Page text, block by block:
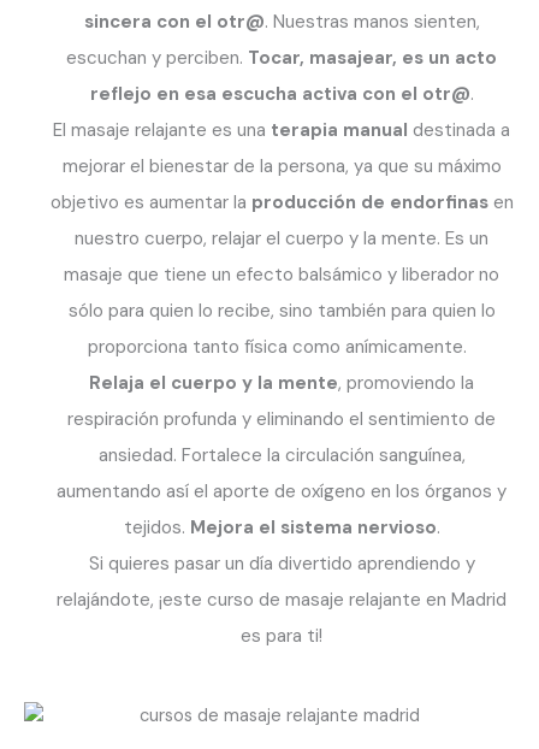
sincera con el otr@. Nuestras manos sienten,
escuchan y perciben. Tocar, masajear, es un acto
reflejo en esa escucha activa con el otr@.
El masaje relajante es una terapia manual destinada a
mejorar el bienestar de la persona, ya que su máximo
objetivo es aumentar la producción de endorfinas en
nuestro cuerpo, relajar el cuerpo y la mente. Es un
masaje que tiene un efecto balsámico y liberador no
sólo para quien lo recibe, sino también para quien lo
proporciona tanto física como anímicamente.
Relaja el cuerpo y la mente, promoviendo la
respiración profunda y eliminando el sentimiento de
ansiedad. Fortalece la circulación sanguínea,
aumentando así el aporte de oxígeno en los órganos y
tejidos. Mejora el sistema nervioso.
Si quieres pasar un día divertido aprendiendo y
relajándote, ¡este curso de masaje relajante en Madrid
es para ti!